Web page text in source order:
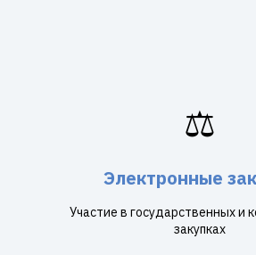
⚖️
Электронные
Участие в государственных и
закупках